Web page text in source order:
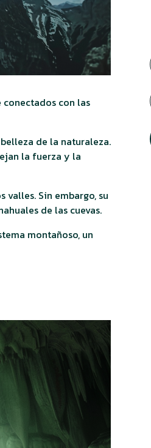
con las
de la naturaleza.
la fuerza y la
valles. Sin embargo, su
de las cuevas.
montañoso, un